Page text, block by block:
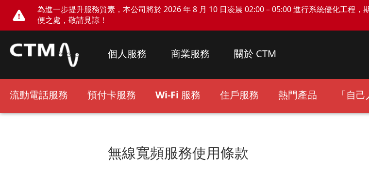
為進一步提升服務質素，本公司將於 2026 年 8 月 10 日凌晨 02:00 – 05:00 進行系統優化工程
便之處，敬請見諒！
個人服務 商業服務 關於 CTM
流動電話服務 預付卡服務 Wi-Fi 服務 住戶服務 熱門產品 「自
無線寬頻服務使用條款